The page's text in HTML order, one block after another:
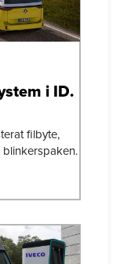
i ID.
filbyte,